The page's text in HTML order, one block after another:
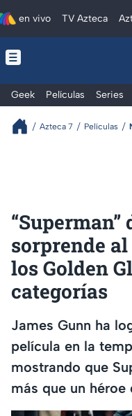
en vivo TV Azteca
Geek Películas Series
Azteca 7 Películas
“Superman”
sorprende
los Golden
categorías
James Gunn ha
película en la
mostrando que
más que un héroe